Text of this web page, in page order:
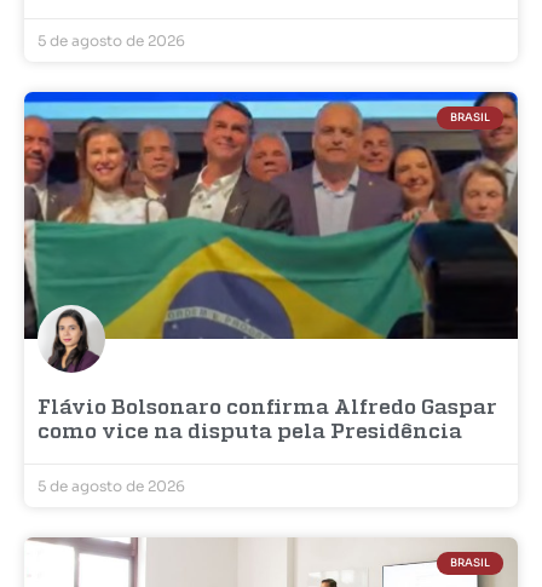
5 de agosto de 2026
BRASIL
Flávio Bolsonaro confirma Alfredo Gaspar
como vice na disputa pela Presidência
5 de agosto de 2026
BRASIL